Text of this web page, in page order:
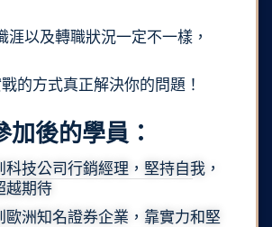
涯以及轉職狀況一定不一樣，
的方式真正解決你的問題！
加後的學員：
科技公司行銷經理，堅持自我，
越期待
歐洲知名證券企業，靠實力和堅